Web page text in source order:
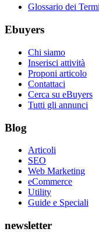
Glossario dei
Ebuyers
Chi siamo
Inserisci attività
Proponi articolo
Contattaci
Cerca su eBuyers
Tutti gli annunci
Blog
Articoli
SEO
Web Marketing
eCommerce
Utility
Guide e Speciali
newsletter